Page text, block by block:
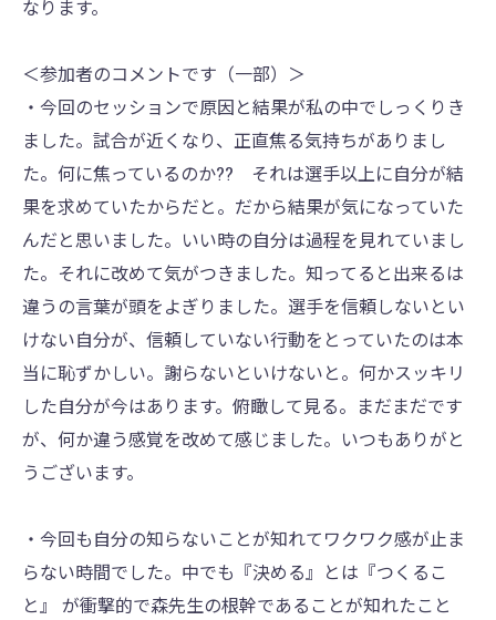
なります。
＜参加者のコメントです（一部）＞
・今回のセッションで原因と結果が私の中でしっくりき
ました。試合が近くなり、正直焦る気持ちがありまし
た。何に焦っているのか?? それは選手以上に自分が結
果を求めていたからだと。だから結果が気になっていた
んだと思いました。いい時の自分は過程を見れていまし
た。それに改めて気がつきました。知ってると出来るは
違うの言葉が頭をよぎりました。選手を信頼しないとい
けない自分が、信頼していない行動をとっていたのは本
当に恥ずかしい。謝らないといけないと。何かスッキリ
した自分が今はあります。俯瞰して見る。まだまだです
が、何か違う感覚を改めて感じました。いつもありがと
うございます。
・今回も自分の知らないことが知れてワクワク感が止ま
らない時間でした。中でも『決める』とは『つくるこ
と』 が衝撃的で森先生の根幹であることが知れたこと